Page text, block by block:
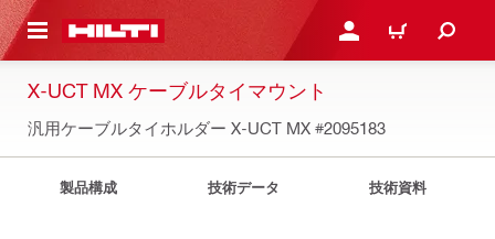
内容を表示 ログイン・新規オンライ
カート
X-UCT MX ケーブルタイマウント
汎用ケーブルタイホルダー X-UCT MX #2095183
製品構成 技術データ 技術資料